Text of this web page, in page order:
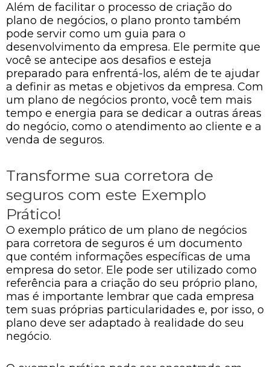
Além de facilitar o processo de criação do
plano de negócios, o plano pronto também
pode servir como um guia para o
desenvolvimento da empresa. Ele permite que
você se antecipe aos desafios e esteja
preparado para enfrentá-los, além de te ajudar
a definir as metas e objetivos da empresa. Com
um plano de negócios pronto, você tem mais
tempo e energia para se dedicar a outras áreas
do negócio, como o atendimento ao cliente e a
venda de seguros.
Transforme sua corretora de
seguros com este Exemplo
Prático!
O exemplo prático de um plano de negócios
para corretora de seguros é um documento
que contém informações específicas de uma
empresa do setor. Ele pode ser utilizado como
referência para a criação do seu próprio plano,
mas é importante lembrar que cada empresa
tem suas próprias particularidades e, por isso, o
plano deve ser adaptado à realidade do seu
negócio.